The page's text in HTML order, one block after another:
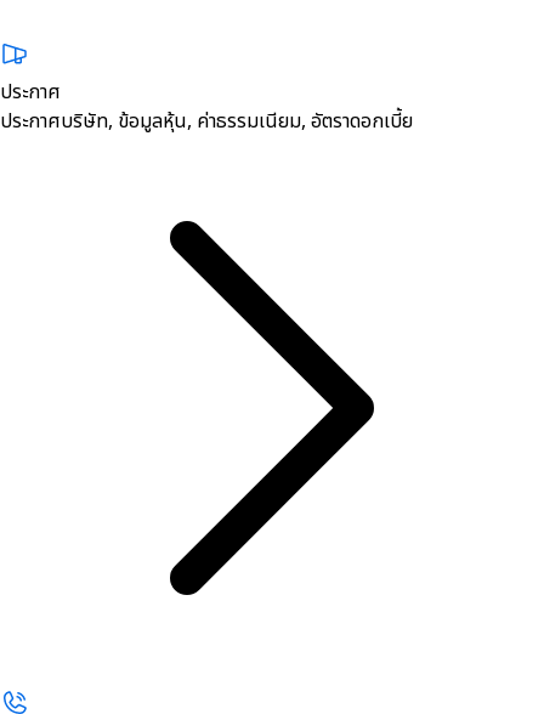
ประกาศ
ประกาศบริษัท, ข้อมูลหุ้น, ค่าธรรมเนียม, อัตราดอกเบี้ย